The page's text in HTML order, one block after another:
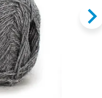
keyboard_arrow_right